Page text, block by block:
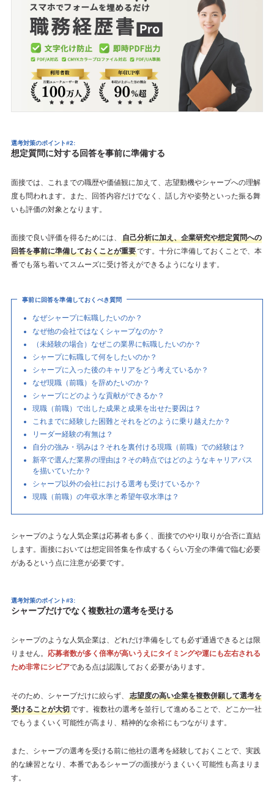
選考対策のポイント#2:
想定質問に対する回答を事前に準備する
面接では、これまでの職歴や価値観に加えて、志望動機やシャープへの理解
度も問われます。また、回答内容だけでなく、話し方や姿勢といった振る舞
いも評価の対象となります。
面接で良い評価を得るためには、
自己分析に加え、企業研究や想定質問への
回答を事前に準備しておくことが重要です。十分に準備しておくことで、本
番でも落ち着いてスムーズに受け答えができるようになります。
事前に回答を準備しておくべき質問
なぜシャープに転職したいのか？
なぜ他の会社ではなくシャープなのか？
（未経験の場合）なぜこの業界に転職したいのか？
シャープに転職して何をしたいのか？
シャープに入った後のキャリアをどう考えているか？
なぜ現職（前職）を辞めたいのか？
シャープにどのような貢献ができるか？
現職（前職）で出した成果と成果を出せた要因は？
これまでに経験した困難とそれをどのように乗り越えたか？
リーダー経験の有無は？
自分の強み・弱みは？それを裏付ける現職（前職）での経験は？
新卒で選んだ業界の理由は？その時点ではどのようなキャリアパス
を描いていたか？
シャープ以外の会社における選考も受けているか？
現職（前職）の年収水準と希望年収水準は？
シャープのような人気企業は応募者も多く、面接でのやり取りが合否に直結
します。面接においては想定回答集を作成するくらい万全の準備で臨む必要
があるという点に注意が必要です。
選考対策のポイント#3:
シャープだけでなく複数社の選考を受ける
シャープのような人気企業は、どれだけ準備をしても必ず通過できるとは限
りません。 応募者数が多く倍率が高いうえにタイミングや運にも左右される
ため非常にシビアである点は認識しておく必要があります。
そのため、シャープだけに絞らず、
志望度の高い企業を複数併願して選考を
受けることが大切です。複数社の選考を並行して進めることで、どこか一社
でもうまくいく可能性が高まり、精神的な余裕にもつながります。
また、シャープの選考を受ける前に他社の選考を経験しておくことで、実践
的な練習となり、本番であるシャープの面接がうまくいく可能性も高まりま
す。